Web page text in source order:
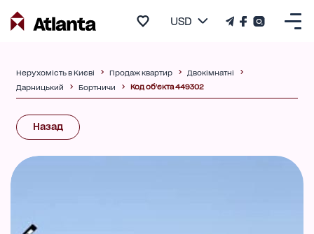
USD
Нерухомість в Києві Продаж квартир
Двокімнатні
Дарницький
Бортничи Код об'єкта 449302
Назад